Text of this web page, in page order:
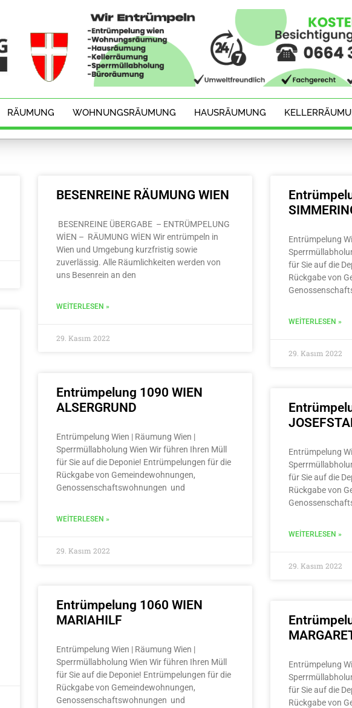
RÄUMUNG WOHNUNGSRÄUMUNG HAUSRÄUMUNG
BESENREINE RÄUMUNG WIEN
BESENREINE ÜBERGABE – ENTRÜMPELUNG
WİEN – RÄUMUNG WİEN Wir entrümpeln in
Wien und Umgebung kurzfristig sowie
zuverlässig. Alle Räumlichkeiten werden von
uns Besenrein an den
WEITERLESEN »
29. Kasım 2022
Entrümpelung
für Sie auf die
Rückgabe von
WEITERLESEN »
29. Kasım 2022
Entrümpelung 1090 WIEN
ALSERGRUND
Entrümpelung Wien | Räumung Wien |
Sperrmüllabholung Wien Wir führen Ihren Müll
für Sie auf die Deponie! Entrümpelungen für die
Rückgabe von Gemeindewohnungen,
Genossenschaftswohnungen und
WEITERLESEN »
29. Kasım 2022
Entrümpelung
für Sie auf die
Rückgabe von
WEITERLESEN »
29. Kasım 2022
Entrümpelung 1060 WIEN
MARIAHILF
Entrümpelung Wien | Räumung Wien |
Sperrmüllabholung Wien Wir führen Ihren Müll
für Sie auf die Deponie! Entrümpelungen für die
Rückgabe von Gemeindewohnungen,
Genossenschaftswohnungen und
Entrümpelung
für Sie auf die
Rückgabe von